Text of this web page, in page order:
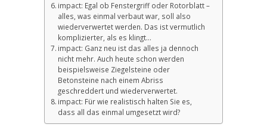
impact: Egal ob Fenstergriff oder Rotorblatt –
alles, was einmal verbaut war, soll also
wiederverwertet werden. Das ist vermutlich
komplizierter, als es klingt…
impact: Ganz neu ist das alles ja dennoch
nicht mehr. Auch heute schon werden
beispielsweise Ziegelsteine oder
Betonsteine nach einem Abriss
geschreddert und wiederverwertet.
impact: Für wie realistisch halten Sie es,
dass all das einmal umgesetzt wird?